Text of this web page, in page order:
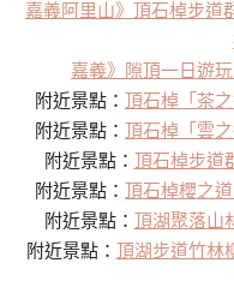
嘉義阿里山》頂石棹步道
嘉義》隙頂一日遊
附近景點：
頂石棹「茶
附近景點：
頂石棹「雲
附近景點：
頂石棹步
附近景點：
頂石棹櫻之
附近景點：
頂湖聚落
附近景點：
頂湖步道竹